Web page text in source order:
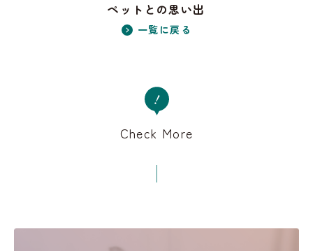
ペットとの思い出
一覧に戻る
Check More